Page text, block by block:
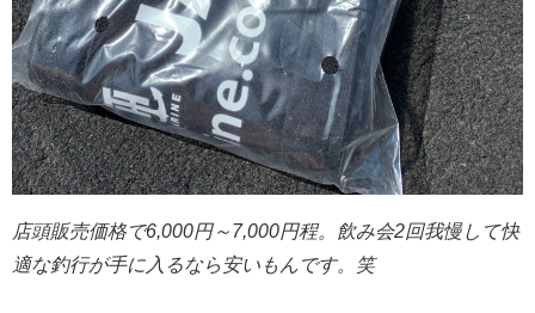
店頭販売価格で6,000円～7,000円程。飲み会2回我慢して快
適な釣行が手に入るなら安いもんです。笑